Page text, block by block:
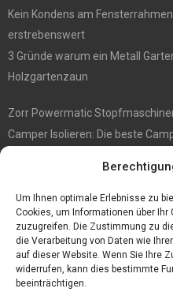
Um Ihnen optimale Erlebnisse zu
Cookies, um Informationen über
zuzugreifen. Die Zustimmung zu
die Verarbeitung von Daten wie
auf dieser Website. Wenn Sie Ihre
widerrufen, kann dies bestimmte
beeinträchtigen.
Kein Kondens am
erstrebenswert
3 Gründe warum ein Metall
Holzgartenzaun
Zorr Powermatic
Camper Isolieren: Die beste
Immobilienmakler Gökay Gündüz
Masterarbeit auf Englisch: